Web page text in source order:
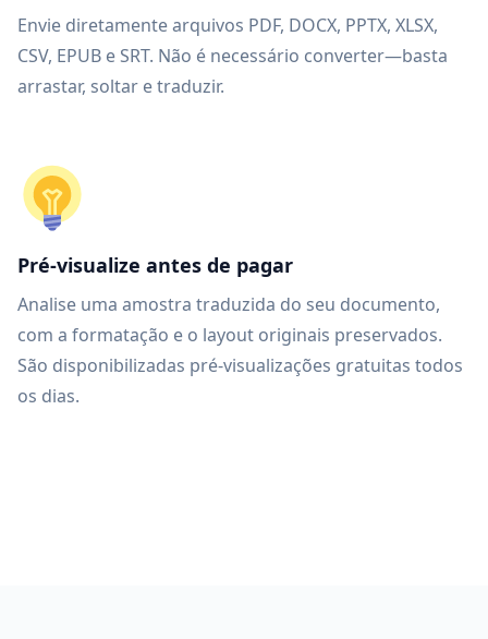
Envie diretamente arquivos PDF, DOCX, PPTX, XLSX,
CSV, EPUB e SRT. Não é necessário converter—basta
arrastar, soltar e traduzir.
Pré-visualize antes de pagar
Analise uma amostra traduzida do seu documento,
com a formatação e o layout originais preservados.
São disponibilizadas pré-visualizações gratuitas todos
os dias.